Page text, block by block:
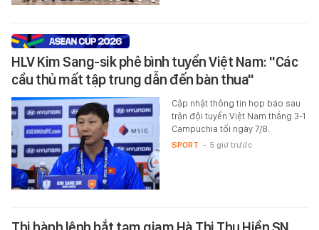
HLV Kim Sang-sik phê bình tuyển Việt Nam: "Các
cầu thủ mất tập trung dẫn đến bàn thua"
Cập nhật thông tin họp báo sau
trận đội tuyển Việt Nam thắng 3-1
Campuchia tối ngày 7/8.
SPORT - 5 giờ trước